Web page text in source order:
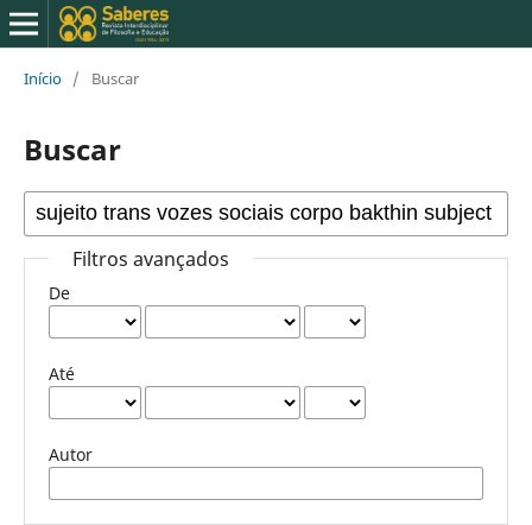
Início / Buscar
Buscar
Filtros avançados
De
Até
Autor